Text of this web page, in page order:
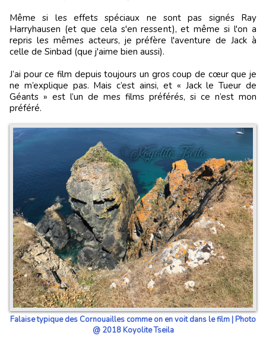
Même si les effets spéciaux ne sont pas signés Ray
Harryhausen (et que cela s'en ressent), et même si l'on a
repris les mêmes acteurs, je préfère l'aventure de Jack à
celle de Sinbad (que j'aime bien aussi).
J’ai pour ce film depuis toujours un gros coup de cœur que je
ne m’explique pas. Mais c’est ainsi, et « Jack le Tueur de
Géants » est l’un de mes films préférés, si ce n’est mon
préféré.
Falaise typique des Cornouailles comme on en voit dans le film | Photo
@ 2018 Koyolite Tseila